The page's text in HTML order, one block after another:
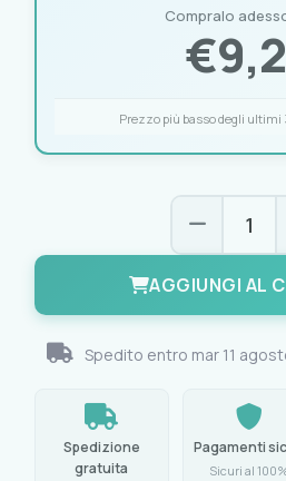
Compralo
€
Prezzo più basso degli ultimi
AGGIUNGI AL
Spedito entro mar 11
Spedizione
gratuita
Pagamenti
Sicuri al